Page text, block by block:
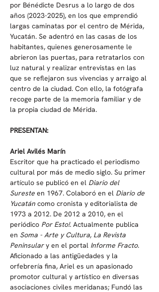
por Bénédicte Desrus a lo largo de dos
años (2023-2025), en los que emprendió
largas caminatas por el centro de Mérida,
Yucatán. Se adentró en las casas de los
habitantes, quienes generosamente le
abrieron las puertas, para retratarlos con
luz natural y realizar entrevistas en las
que se reflejaron sus vivencias y arraigo al
centro de la ciudad. Con ello, la fotógrafa
recoge parte de la memoria familiar y de
la propia ciudad de Mérida.
PRESENTAN:
Ariel Avilés Marín
Escritor que ha practicado el periodismo
cultural por más de medio siglo. Su primer
artículo se publicó en el Diario del
Sureste en 1967. Colaboró en el Diario de
Yucatán como cronista y editorialista de
1973 a 2012. De 2012 a 2010, en el
periódico Por Esto!. Actualmente publica
en Soma - Arte y Cultura, La Revista
Peninsular y en el portal Informe Fracto.
Aficionado a las antigüedades y la
orfebrería fina, Ariel es un apasionado
promotor cultural y artístico en diversas
asociaciones civiles meridanas; Fundó las